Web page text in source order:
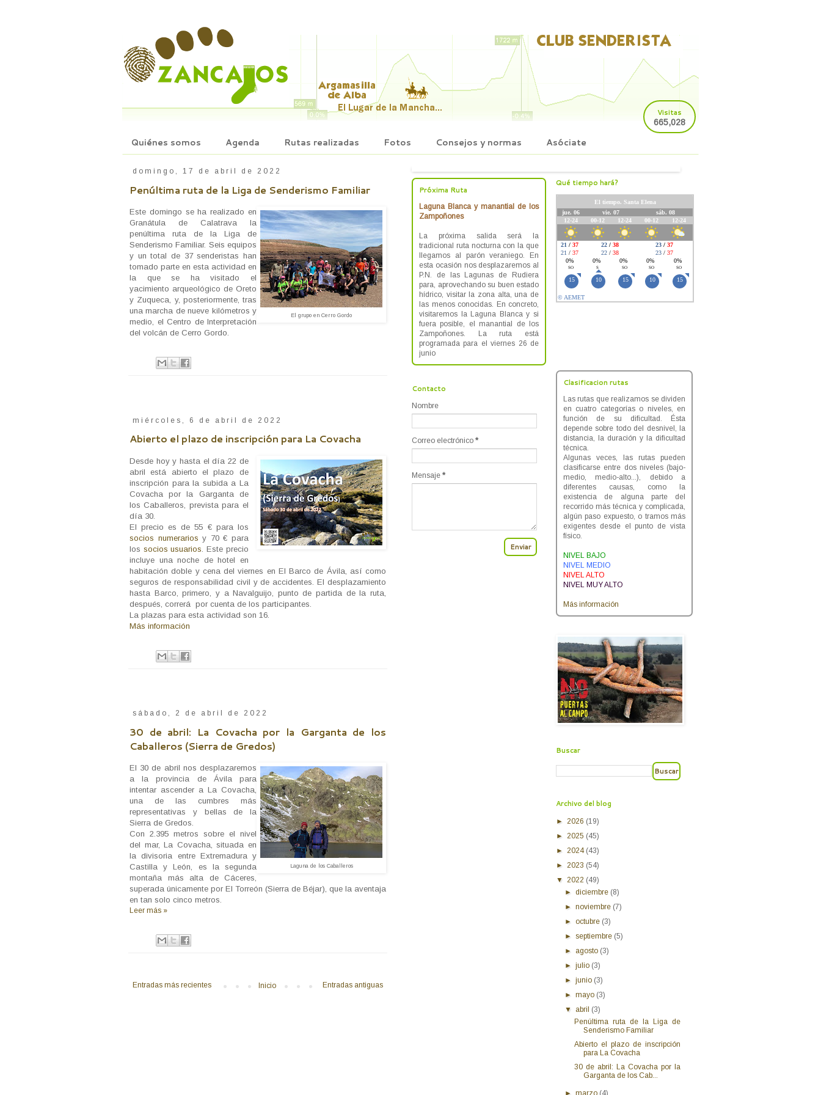
Quiénes somos Agenda Rutas realizadas Fotos Consejos y normas Asóciate
domingo, 17 de abril de 2022
Penúltima ruta de la Liga de Senderismo Familiar
El grupo en Cerro Gordo
Este domingo se ha realizado en
Granátula de Calatrava la
penúltima ruta de la Liga de
Senderismo Familiar. Seis equipos
y un total de 37 senderistas han
tomado parte en esta actividad en
la que se ha visitado el
yacimiento arqueológico de Oreto
y Zuqueca, y, posteriormente, tras
una marcha de nueve kilómetros y
medio, el Centro de Interpretación
del volcán de Cerro Gordo.
miércoles, 6 de abril de 2022
Abierto el plazo de inscripción para La Covacha
Desde hoy y hasta el día 22 de
abril está abierto el plazo de
inscripción para la subida a La
Covacha por la Garganta de
los Caballeros, prevista para el
día 30.
El precio es de 55 € para los
socios numerarios y 70 € para
los socios usuarios . Este precio
incluye una noche de hotel en
habitación doble y cena del viernes en El Barco de Ávila, así como
seguros de responsabilidad civil y de accidentes. El desplazamiento
hasta Barco, primero, y a Navalguijo, punto de partida de la ruta,
después, correrá por cuenta de los participantes.
La plazas para esta actividad son 16.
Más información
sábado, 2 de abril de 2022
30 de abril: La Covacha por la Garganta de los
Caballeros (Sierra de Gredos)
Laguna de los Caballeros
El 30 de abril nos desplazaremos
a la provincia de Ávila para
intentar ascender a La Covacha,
una de las cumbres más
representativas y bellas de la
Sierra de Gredos.
Con 2.395 metros sobre el nivel
del mar, La Covacha, situada en
la divisoria entre Extremadura y
Castilla y León, es la segunda
montaña más alta de Cáceres,
superada únicamente por El Torreón (Sierra de Béjar), que la aventaja
en tan solo cinco metros.
Leer más »
Entradas más recientes Entradas antiguas
Inicio
Visitas
665,028
Próxima Ruta
Laguna Blanca y manantial de los
Zampoñones
La próxima salida será la
tradicional ruta nocturna con la que
llegamos al parón veraniego. En
esta ocasión nos desplazaremos al
P.N. de las Lagunas de Rudiera
para, aprovechando su buen estado
hídrico, visitar la zona alta, una de
las menos conocidas. En concreto,
visitaremos la Laguna Blanca y si
fuera posible, el manantial de los
Zampoñones. La ruta está
programada para el viernes 26 de
junio
Contacto
Nombre
Correo electrónico *
Mensaje *
Qué tiempo hará?
Clasificacion rutas
Las rutas que realizamos se dividen
en cuatro categorías o niveles, en
función de su dificultad. Ésta
depende sobre todo del desnivel, la
distancia, la duración y la dificultad
técnica.
Algunas veces, las rutas pueden
clasificarse entre dos niveles (bajo-
medio, medio-alto...), debido a
diferentes causas, como la
existencia de alguna parte del
recorrido más técnica y complicada,
algún paso expuesto, o tramos más
exigentes desde el punto de vista
físico.
NIVEL BAJO
NIVEL MEDIO
NIVEL ALTO
NIVEL MUY ALTO
Más información
Buscar
Archivo del blog
► 2026 (19)
► 2025 (45)
► 2024 (43)
► 2023 (54)
▼ 2022 (49)
►diciembre (8)
►noviembre (7)
►octubre (3)
►septiembre (5)
► agosto (3)
►julio (3)
►junio (3)
►mayo (3)
▼ abril (3)
Penúltima ruta de la Liga de
Senderismo Familiar
Abierto el plazo de inscripción
para La Covacha
30 de abril: La Covacha por la
Garganta de los Cab...
►marzo (4)